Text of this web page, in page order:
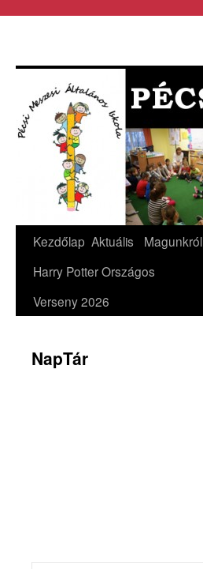
Kezdőlap Aktuális Magunkról
Harry Potter Országos
Verseny 2026
NapTár